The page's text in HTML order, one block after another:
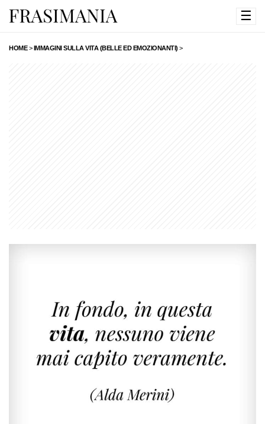
☰
HOME>IMMAGINI SULLA VITA (BELLE ED EMOZIONANTI) >